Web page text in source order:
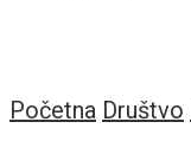
Početna Društvo